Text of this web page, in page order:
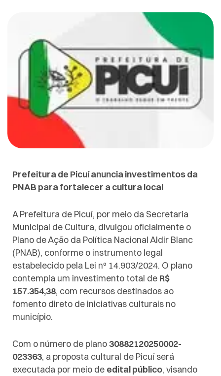
Prefeitura de Picuí anuncia investimentos da
PNAB para fortalecer a cultura local
A Prefeitura de Picuí, por meio da Secretaria
Municipal de Cultura, divulgou oficialmente o
Plano de Ação da Política Nacional Aldir Blanc
(PNAB), conforme o instrumento legal
estabelecido pela Lei nº 14.903/2024. O plano
contempla um investimento total de R$
157.354,38, com recursos destinados ao
fomento direto de iniciativas culturais no
município.
Com o número de plano30882120250002-
023363, a proposta cultural de Picuí será
executada por meio de edital público, visando